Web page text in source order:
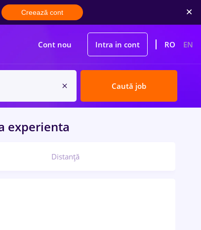
Creează cont
Cont nou Intra in cont RO EN
Caută job
experienta
Distanță